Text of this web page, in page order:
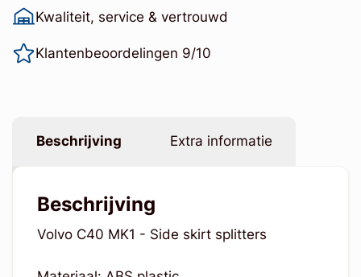
Kwaliteit, service & vertrouwd
Klantenbeoordelingen 9/10
Beschrijving Extra informatie
Beschrijving
Volvo C40 MK1 - Side skirt splitters